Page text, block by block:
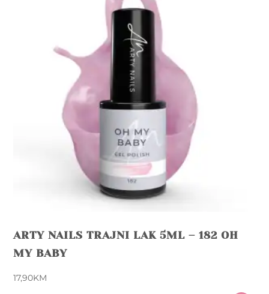
ARTY NAILS TRAJNI LAK 5ML – 182 OH
MY BABY
17,90KM